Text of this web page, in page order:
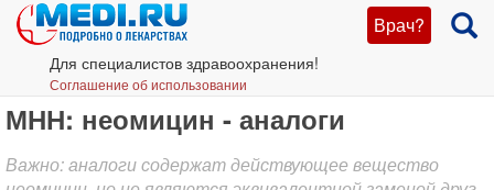
Врач?
Для специалистов здравоохранения!
Соглашение об использовании
МНН: неомицин - аналоги
Важно: аналоги содержат действующее вещество